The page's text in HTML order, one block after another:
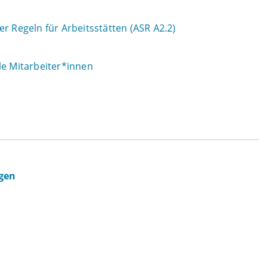
Regeln für Arbeitsstätten (ASR A2.2)
Mitarbeiter*innen